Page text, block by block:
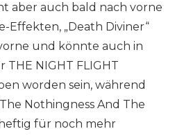
aber auch bald nach vorne
Effekten, „Death Diviner“
und könnte auch in
NIGHT FLIGHT
worden sein, während
Nothingness And The
für noch mehr